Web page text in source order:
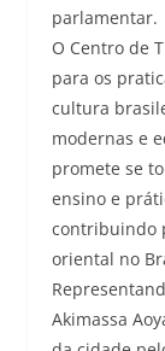
parlamentar.
O Centro de
para os
cultura
modernas e
promete se
ensino e
contribuindo
oriental no
Akimassa